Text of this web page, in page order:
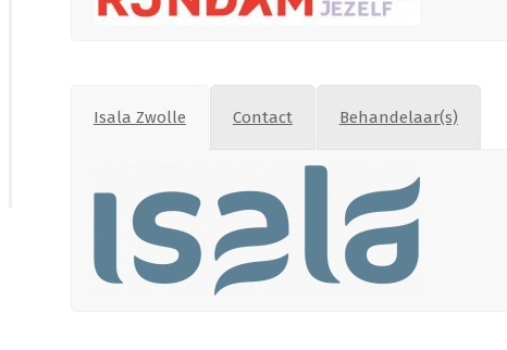
Isala Zwolle Contact Behandelaar(s)